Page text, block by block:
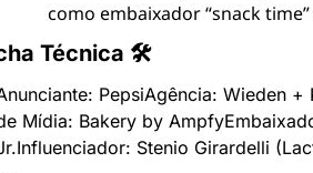
como embaixador “snack time”
Técnica 🛠
PepsiAgência: Wieden +
Mídia: Bakery by Ampfy
Influenciador: Stenio Girardelli